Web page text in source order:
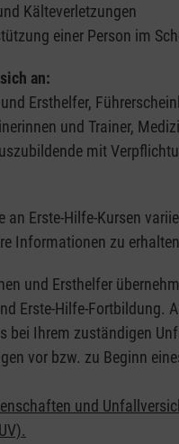
Kälteverletzungen
einer Person im
an:
Ersthelfer,
und Trainer,
mit
an Erste-Hilfe-Kursen
Informationen zu
und Ersthelfer
Erste-Hilfe-Fortbildung.
bei Ihrem zuständigen
vor bzw. zu Beginn
und